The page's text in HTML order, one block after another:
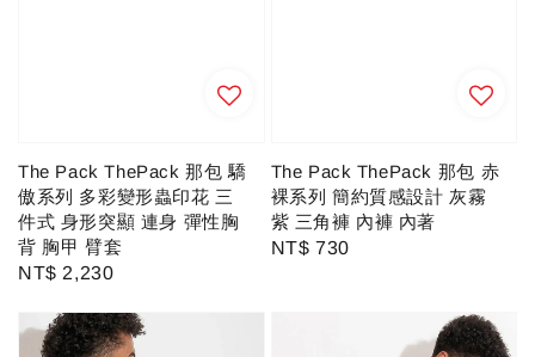
The Pack ThePack 那包 驕
傲系列 多彩變形蟲印花 三
件式 身形突顯 連身 彈性胸
背 胸甲 臂套
Regular
NT$ 2,230
The Pack ThePack 那包 赤
裸系列 簡約質感設計 灰霧
紫 三角褲 內褲 內著
Regular
NT$ 730